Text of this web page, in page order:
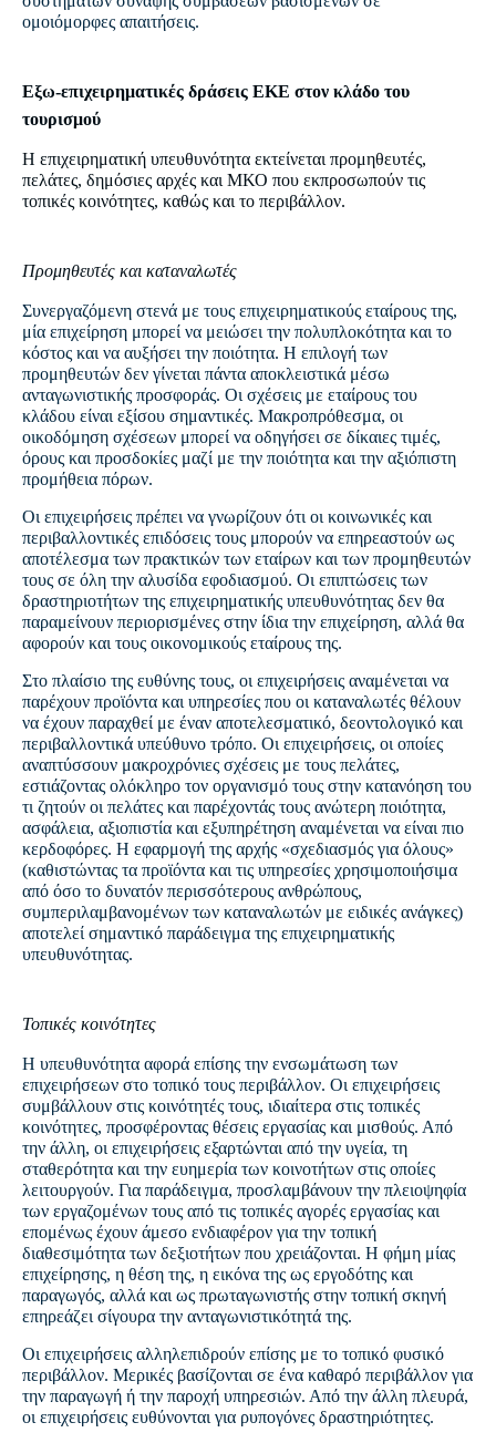
ομοιόμορφες απαιτήσεις.
Εξω-επιχειρηματικές δράσεις ΕΚΕ στον κλάδο του
τουρισμού
Η επιχειρηματική υπευθυνότητα εκτείνεται προμηθευτές,
πελάτες, δημόσιες αρχές και ΜΚΟ που εκπροσωπούν τις
τοπικές κοινότητες, καθώς και το περιβάλλον.
Προμηθευτές και καταναλωτές
Συνεργαζόμενη στενά με τους επιχειρηματικούς εταίρους της,
μία επιχείρηση μπορεί να μειώσει την πολυπλοκότητα και το
κόστος και να αυξήσει την ποιότητα. Η επιλογή των
προμηθευτών δεν γίνεται πάντα αποκλειστικά μέσω
ανταγωνιστικής προσφοράς. Οι σχέσεις με εταίρους του
κλάδου είναι εξίσου σημαντικές. Μακροπρόθεσμα, οι
οικοδόμηση σχέσεων μπορεί να οδηγήσει σε δίκαιες τιμές,
όρους και προσδοκίες μαζί με την ποιότητα και την αξιόπιστη
προμήθεια πόρων.
Οι επιχειρήσεις πρέπει να γνωρίζουν ότι οι κοινωνικές και
περιβαλλοντικές επιδόσεις τους μπορούν να επηρεαστούν ως
αποτέλεσμα των πρακτικών των εταίρων και των προμηθευτών
τους σε όλη την αλυσίδα εφοδιασμού. Οι επιπτώσεις των
δραστηριοτήτων της επιχειρηματικής υπευθυνότητας δεν θα
παραμείνουν περιορισμένες στην ίδια την επιχείρηση, αλλά θα
αφορούν και τους οικονομικούς εταίρους της.
Στο πλαίσιο της ευθύνης τους, οι επιχειρήσεις αναμένεται να
παρέχουν προϊόντα και υπηρεσίες που οι καταναλωτές θέλουν
να έχουν παραχθεί με έναν αποτελεσματικό, δεοντολογικό και
περιβαλλοντικά υπεύθυνο τρόπο. Οι επιχειρήσεις, οι οποίες
αναπτύσσουν μακροχρόνιες σχέσεις με τους πελάτες,
εστιάζοντας ολόκληρο τον οργανισμό τους στην κατανόηση του
τι ζητούν οι πελάτες και παρέχοντάς τους ανώτερη ποιότητα,
ασφάλεια, αξιοπιστία και εξυπηρέτηση αναμένεται να είναι πιο
κερδοφόρες. Η εφαρμογή της αρχής «σχεδιασμός για όλους»
(καθιστώντας τα προϊόντα και τις υπηρεσίες χρησιμοποιήσιμα
από όσο το δυνατόν περισσότερους ανθρώπους,
συμπεριλαμβανομένων των καταναλωτών με ειδικές ανάγκες)
αποτελεί σημαντικό παράδειγμα της επιχειρηματικής
υπευθυνότητας.
Τοπικές κοινότητες
Η υπευθυνότητα αφορά επίσης την ενσωμάτωση των
επιχειρήσεων στο τοπικό τους περιβάλλον. Οι επιχειρήσεις
συμβάλλουν στις κοινότητές τους, ιδιαίτερα στις τοπικές
κοινότητες, προσφέροντας θέσεις εργασίας και μισθούς. Από
την άλλη, οι επιχειρήσεις εξαρτώνται από την υγεία, τη
σταθερότητα και την ευημερία των κοινοτήτων στις οποίες
λειτουργούν. Για παράδειγμα, προσλαμβάνουν την πλειοψηφία
των εργαζομένων τους από τις τοπικές αγορές εργασίας και
επομένως έχουν άμεσο ενδιαφέρον για την τοπική
διαθεσιμότητα των δεξιοτήτων που χρειάζονται. Η φήμη μίας
επιχείρησης, η θέση της, η εικόνα της ως εργοδότης και
παραγωγός, αλλά και ως πρωταγωνιστής στην τοπική σκηνή
επηρεάζει σίγουρα την ανταγωνιστικότητά της.
Οι επιχειρήσεις αλληλεπιδρούν επίσης με το τοπικό φυσικό
περιβάλλον. Μερικές βασίζονται σε ένα καθαρό περιβάλλον για
την παραγωγή ή την παροχή υπηρεσιών. Από την άλλη πλευρά,
οι επιχειρήσεις ευθύνονται για ρυπογόνες δραστηριότητες.